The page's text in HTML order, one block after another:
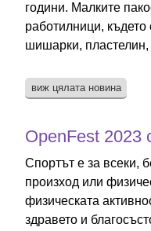
години. Малките
работилници,
шишарки,
виж цялата новина
OpenFest 2023
Спортът е за всеки,
произход или
физическата
здравето и